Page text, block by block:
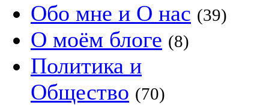
Обо мне и О нас (39)
О моём блоге (8)
Политика и
Общество (70)